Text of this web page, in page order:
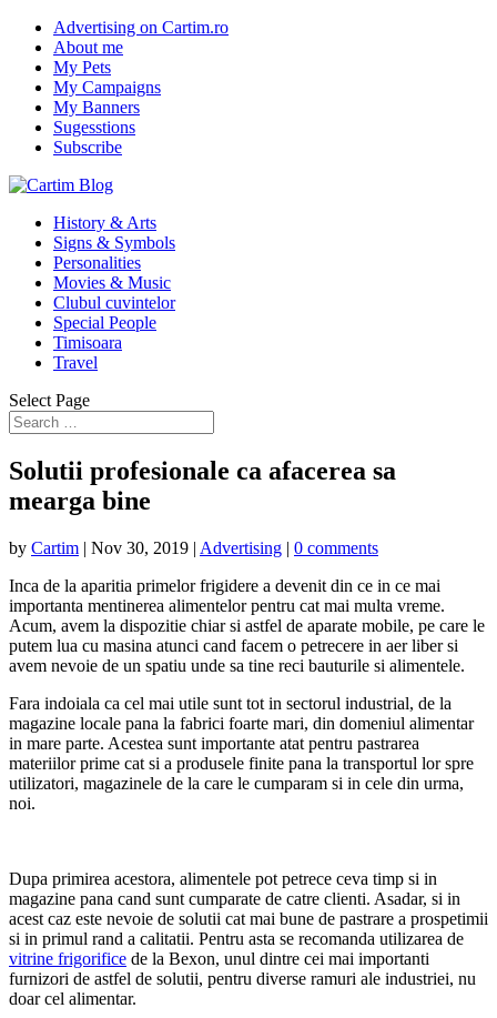
Advertising on Cartim.ro
About me
My Pets
My Campaigns
My Banners
Sugesstions
Subscribe
History & Arts
Signs & Symbols
Personalities
Movies & Music
Clubul cuvintelor
Special People
Timisoara
Travel
Select Page
Solutii profesionale ca afacerea sa
mearga bine
by Cartim | Nov 30, 2019 | Advertising | 0 comments
Inca de la aparitia primelor frigidere a devenit din ce in ce mai
importanta mentinerea alimentelor pentru cat mai multa vreme.
Acum, avem la dispozitie chiar si astfel de aparate mobile, pe care le
putem lua cu masina atunci cand facem o petrecere in aer liber si
avem nevoie de un spatiu unde sa tine reci bauturile si alimentele.
Fara indoiala ca cel mai utile sunt tot in sectorul industrial, de la
magazine locale pana la fabrici foarte mari, din domeniul alimentar
in mare parte. Acestea sunt importante atat pentru pastrarea
materiilor prime cat si a produsele finite pana la transportul lor spre
utilizatori, magazinele de la care le cumparam si in cele din urma,
noi.
Dupa primirea acestora, alimentele pot petrece ceva timp si in
magazine pana cand sunt cumparate de catre clienti. Asadar, si in
acest caz este nevoie de solutii cat mai bune de pastrare a prospetimii
si in primul rand a calitatii. Pentru asta se recomanda utilizarea de
vitrine frigorifice de la Bexon, unul dintre cei mai importanti
furnizori de astfel de solutii, pentru diverse ramuri ale industriei, nu
doar cel alimentar.